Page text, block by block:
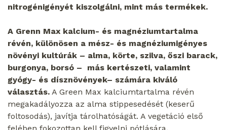
nitrogénigényét kiszolgálni, mint más termékek.
A Grenn Max kalcium- és magnéziumtartalma
révén, különösen a mész- és magnéziumigényes
növényi kultúrák – alma, körte, szilva, őszi barack,
burgonya, borsó – más kertészeti, valamint
gyógy- és dísznövények– számára kiváló
választás. A Green Max kalciumtartalma révén
megakadályozza az alma stippesedését (keserű
foltosodás), javítja tárolhatóságát. A vegetáció első